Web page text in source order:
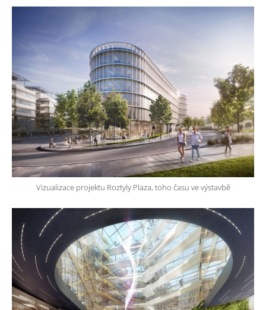
Vizualizace projektu Roztyly Plaza, toho času ve výstavbě